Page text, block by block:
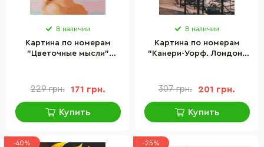
В наличии
Картина по номерам
"Цветочные мысли"
229 грн. 171 грн.
Купить
В наличии
Картина по номерам
"Канери-Уорф. Лондон"
307 грн. 201 грн.
Купить
-40% -25%